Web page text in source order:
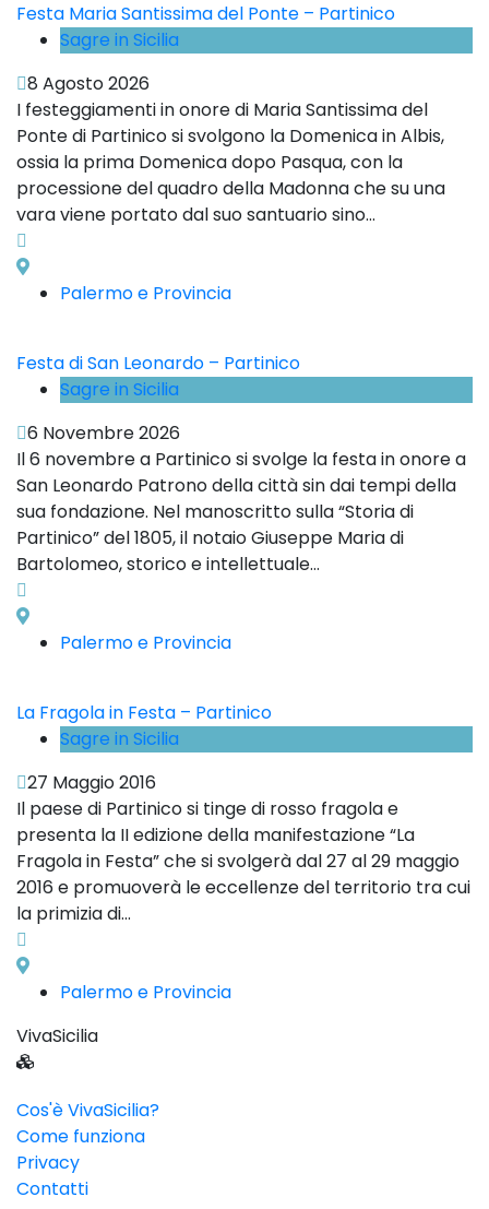
Festa Maria Santissima del Ponte – Partinico
Sagre in Sicilia
8 Agosto 2026
I festeggiamenti in onore di Maria Santissima del
Ponte di Partinico si svolgono la Domenica in Albis,
ossia la prima Domenica dopo Pasqua, con la
processione del quadro della Madonna che su una
vara viene portato dal suo santuario sino...
Palermo e Provincia
Festa di San Leonardo – Partinico
Sagre in Sicilia
6 Novembre 2026
Il 6 novembre a Partinico si svolge la festa in onore a
San Leonardo Patrono della città sin dai tempi della
sua fondazione. Nel manoscritto sulla “Storia di
Partinico” del 1805, il notaio Giuseppe Maria di
Bartolomeo, storico e intellettuale...
Palermo e Provincia
La Fragola in Festa – Partinico
Sagre in Sicilia
27 Maggio 2016
Il paese di Partinico si tinge di rosso fragola e
presenta la II edizione della manifestazione “La
Fragola in Festa” che si svolgerà dal 27 al 29 maggio
2016 e promuoverà le eccellenze del territorio tra cui
la primizia di...
Palermo e Provincia
VivaSicilia
Cos'è VivaSicilia?
Come funziona
Privacy
Contatti